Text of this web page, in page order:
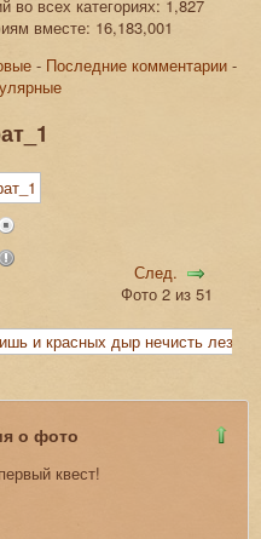
всех категориях: 1,827
вместе: 16,183,001
- Последние комментарии -
След.
Фото 2 из 51
о фото
квест!